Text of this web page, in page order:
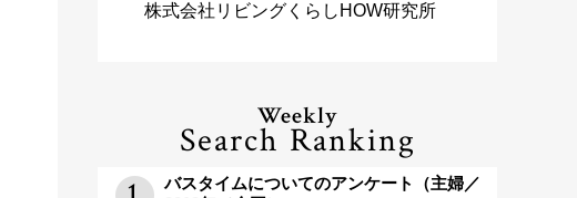
株式会社リビングくらしHOW研究所
Weekly
Search Ranking
バスタイムについてのアンケート（主婦／